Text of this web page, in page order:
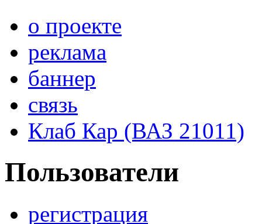
о проекте
реклама
баннер
связь
Клаб Кар (ВАЗ 21011)
Пользователи
регистрация